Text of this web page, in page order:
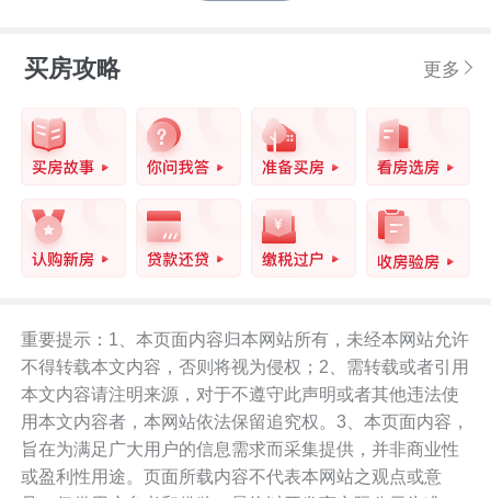
买房攻略 更多
重要提示：1、本页面内容归本网站所有，未经本网站允许
不得转载本文内容，否则将视为侵权；2、需转载或者引用
本文内容请注明来源，对于不遵守此声明或者其他违法使
用本文内容者，本网站依法保留追究权。3、本页面内容，
旨在为满足广大用户的信息需求而采集提供，并非商业性
或盈利性用途。页面所载内容不代表本网站之观点或意